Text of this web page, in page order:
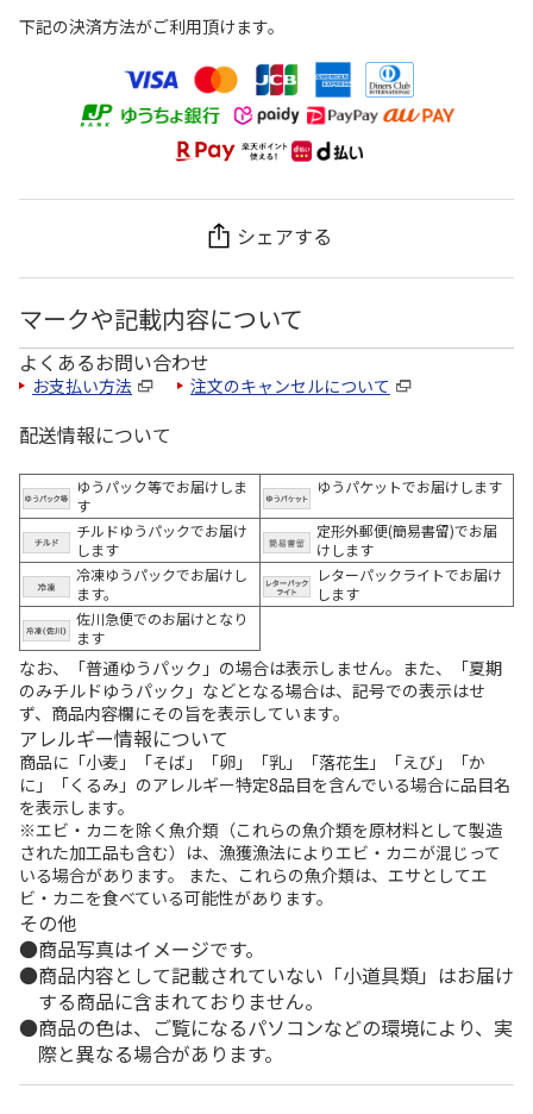
下記の決済方法がご利用頂けます。
シェアする
マークや記載内容について
よくあるお問い合わせ
お支払い方法 注文のキャンセルについて
配送情報について
ゆうパック等でお届けしま
す
ゆうパケットでお届けします
チルドゆうパックでお届け
します
定形外郵便(簡易書留)でお届
けします
冷凍ゆうパックでお届けし
ます。
レターパックライトでお届け
します
佐川急便でのお届けとなり
ます
なお、「普通ゆうパック」の場合は表示しません。また、「夏期
のみチルドゆうパック」などとなる場合は、記号での表示はせ
ず、商品内容欄にその旨を表示しています。
アレルギー情報について
商品に「小麦」「そば」「卵」「乳」「落花生」「えび」「か
に」「くるみ」のアレルギー特定8品目を含んでいる場合に品目名
を表示します。
※エビ・カニを除く魚介類（これらの魚介類を原材料として製造
された加工品も含む）は、漁獲漁法によりエビ・カニが混じって
いる場合があります。 また、これらの魚介類は、エサとしてエ
ビ・カニを食べている可能性があります。
その他
商品写真はイメージです。
商品内容として記載されていない「小道具類」はお届け
する商品に含まれておりません。
商品の色は、ご覧になるパソコンなどの環境により、実
際と異なる場合があります。